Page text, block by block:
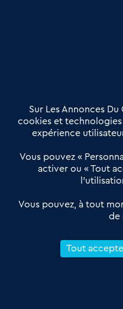
Offres Pro
Actualités
Qui sommes nous ?
Derniers articles
Réseau 3C : un partenaire
Petitscommerces : Un
proximité et des territoires
Reprendre un Restaurant
Sur Les Annonces
cookies et
expérience
Vous pouvez «
activer ou « Tout
Vous pouvez, à tout
de
Tout